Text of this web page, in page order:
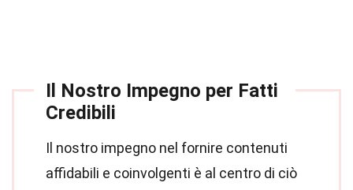
Il Nostro Impegno per Fatti
Credibili
Il nostro impegno nel fornire contenuti
affidabili e coinvolgenti è al centro di ciò